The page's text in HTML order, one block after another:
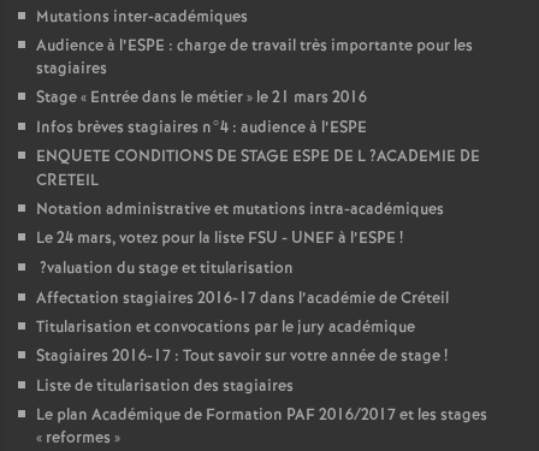
Mutations inter-académiques
Audience à l’ESPE : charge de travail très importante pour les
stagiaires
Stage « Entrée dans le métier» le 21 mars 2016
Infos brèves stagiaires n°4 : audience à l’ESPE
ENQUETE CONDITIONS DE STAGE ESPE DE L?ACADEMIE DE
CRETEIL
Notation administrative et mutations intra-académiques
Le 24 mars, votez pour la liste FSU - UNEFà l’ESPE !
?valuation du stage et titularisation
Affectation stagiaires 2016-17 dans l’académie de Créteil
Titularisation et convocations par le jury académique
Stagiaires 2016-17 : Tout savoir sur votre année de stage!
Liste de titularisation des stagiaires
Le plan Académique de Formation PAF2016/2017 et les stages
« reformes »